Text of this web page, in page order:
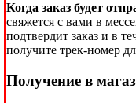
Когда заказ будет
свяжется с вами в
подтвердит заказ и в
получите трек-номер
Получение в